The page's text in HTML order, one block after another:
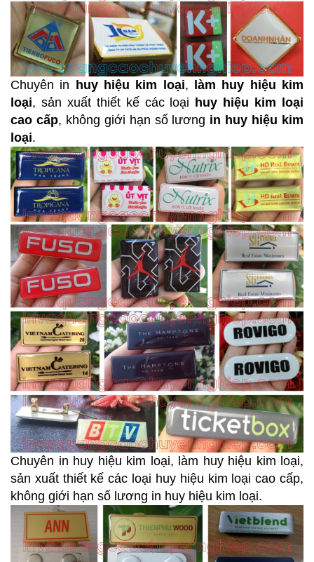
Chuyên in huy hiệu kim loại, làm huy hiệu kim
loại, sản xuất thiết kế các loại huy hiệu kim loại
cao cấp, không giới hạn số lương in huy hiệu kim
loại.
Chuyên in huy hiệu kim loại, làm huy hiệu kim loại,
sản xuất thiết kế các loại huy hiệu kim loại cao cấp,
không giới hạn số lương in huy hiệu kim loại.